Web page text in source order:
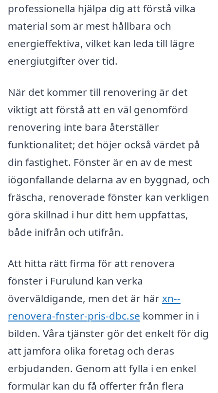
professionella hjälpa dig att förstå vilka
material som är mest hållbara och
energieffektiva, vilket kan leda till lägre
energiutgifter över tid.
När det kommer till renovering är det
viktigt att förstå att en väl genomförd
renovering inte bara återställer
funktionalitet; det höjer också värdet på
din fastighet. Fönster är en av de mest
iögonfallande delarna av en byggnad, och
fräscha, renoverade fönster kan verkligen
göra skillnad i hur ditt hem uppfattas,
både inifrån och utifrån.
Att hitta rätt firma för att renovera
fönster i Furulund kan verka
överväldigande, men det är härxn--
renovera-fnster-pris-dbc.se kommer in i
bilden. Våra tjänster gör det enkelt för dig
att jämföra olika företag och deras
erbjudanden. Genom att fylla i en enkel
formulär kan du få offerter från flera